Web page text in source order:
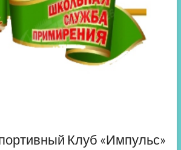
Клуб «Импульс»